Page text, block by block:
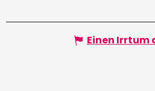
Einen Irrtum